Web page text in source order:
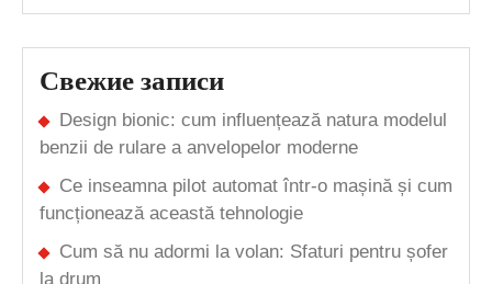
Свежие записи
Design bionic: cum influențează natura modelul
benzii de rulare a anvelopelor moderne
Ce inseamna pilot automat într-o mașină și cum
funcționează această tehnologie
Cum să nu adormi la volan: Sfaturi pentru șofer
la drum